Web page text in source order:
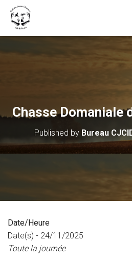
Chasse Domaniale
Published by Bureau
Date/Heure
Date(s) - 24/11/2025
Toute la journée